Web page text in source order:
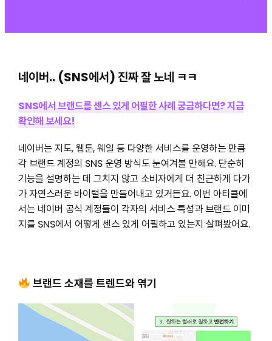
네이버.. (SNS에서) 진짜 잘 노네 ㅋㅋ
SNS에서 브랜드를 센스 있게 어필한 사례 궁금하다면? 지금
확인해 보세요!
네이버는 지도, 웹툰, 웨일 등 다양한 서비스를 운영하는 만큼
각 브랜드 계정의 SNS 운영 방식도 눈여겨볼 만해요. 단순히
기능을 설명하는 데 그치지 않고 소비자에게 더 친근하게 다가
가 자연스러운 바이럴을 만들어내고 있거든요. 이번 아티클에
서는 네이버 공식 계정들이 각자의 서비스 특성과 브랜드 이미
지를 SNS에서 어떻게 센스 있게 어필하고 있는지 살펴봤어요.
브랜드 소재를 트렌드와 엮기